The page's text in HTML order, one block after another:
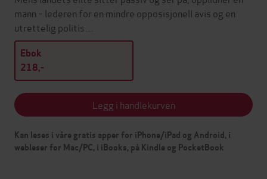
mann – lederen for en mindre opposisjonell avis og en
utrettelig politis…
Ebok
218,-
Legg i handlekurven
Kan leses i våre gratis apper for iPhone/iPad og Android, i
webleser for Mac/PC, i iBooks, på Kindle og PocketBook